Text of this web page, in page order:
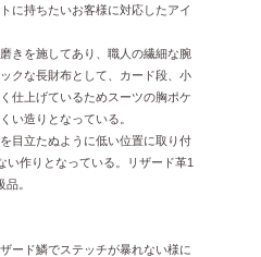
に持ちたいお客様に対応したアイ
きを施してあり、職人の繊細な腕
クな長財布として、カード段、小
仕上げているためスーツの胸ポケ
い造りとなっている。
目立たぬように低い位置に取り付
い作りとなっている。リザード革1
。
ード鱗でステッチが暴れない様に